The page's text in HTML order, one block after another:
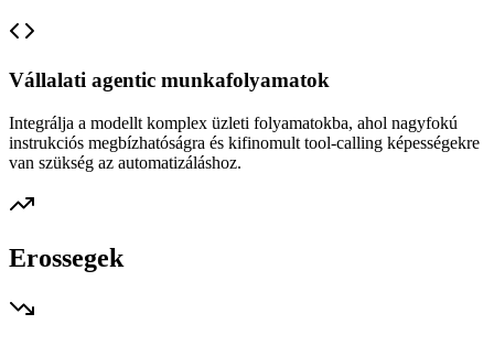
Vállalati agentic munkafolyamatok
Integrálja a modellt komplex üzleti folyamatokba, ahol nagyfokú
instrukciós megbízhatóságra és kifinomult tool-calling képességekre
van szükség az automatizáláshoz.
Erossegek